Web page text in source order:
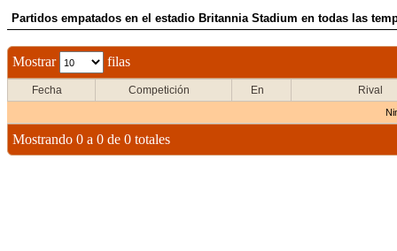
Partidos empatados en el estadio Britannia Stadium en todas las
Mostrar filas
Fecha Competición En Rival
Mostrando 0 a 0 de 0 totales